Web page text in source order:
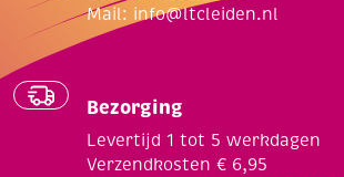
Mail: info@ltcleiden.nl
Bezorging
Levertijd 1 tot 5 werkdagen
Verzendkosten € 6,95